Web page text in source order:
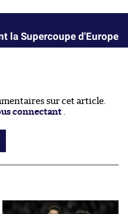
la Supercoupe d'Europe
sur cet article.
connectant